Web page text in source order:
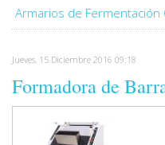
Armarios de Fermentación
Jueves, 15 Diciembre 2016 09:18
Formadora de